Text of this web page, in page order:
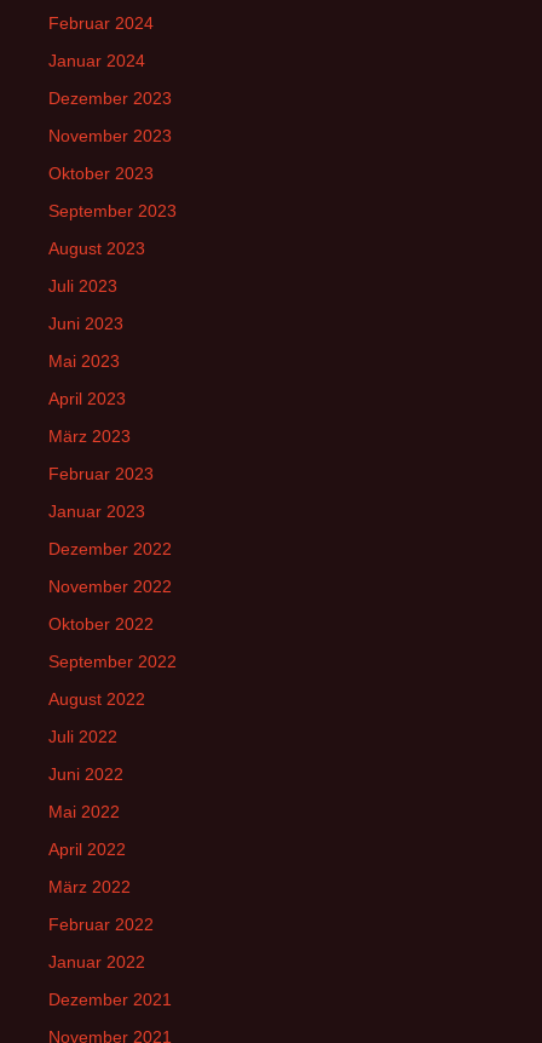
Februar 2024
Januar 2024
Dezember 2023
November 2023
Oktober 2023
September 2023
August 2023
Juli 2023
Juni 2023
Mai 2023
April 2023
März 2023
Februar 2023
Januar 2023
Dezember 2022
November 2022
Oktober 2022
September 2022
August 2022
Juli 2022
Juni 2022
Mai 2022
April 2022
März 2022
Februar 2022
Januar 2022
Dezember 2021
November 2021